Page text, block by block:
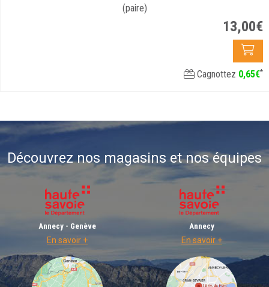
(paire)
13,00€
Cagnottez 0,65€*
Découvrez nos magasins et nos équipes
Annecy - Genève
En savoir +
Annecy
En savoir +